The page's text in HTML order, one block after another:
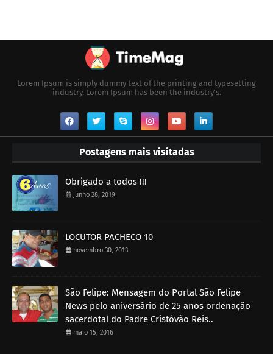
Lorem Ipsum is simply dummy text of the printing and typesetting
industry. Lorem Ipsum has been the industry's.
Postagens mais visitadas
Obrigado a todos !!!
junho 28, 2019
LOCUTOR PACHECO 10
novembro 30, 2013
São Felipe: Mensagem do Portal São Felipe
News pelo aniversário de 25 anos ordenação
sacerdotal do Padre Cristóvão Reis..
maio 15, 2016